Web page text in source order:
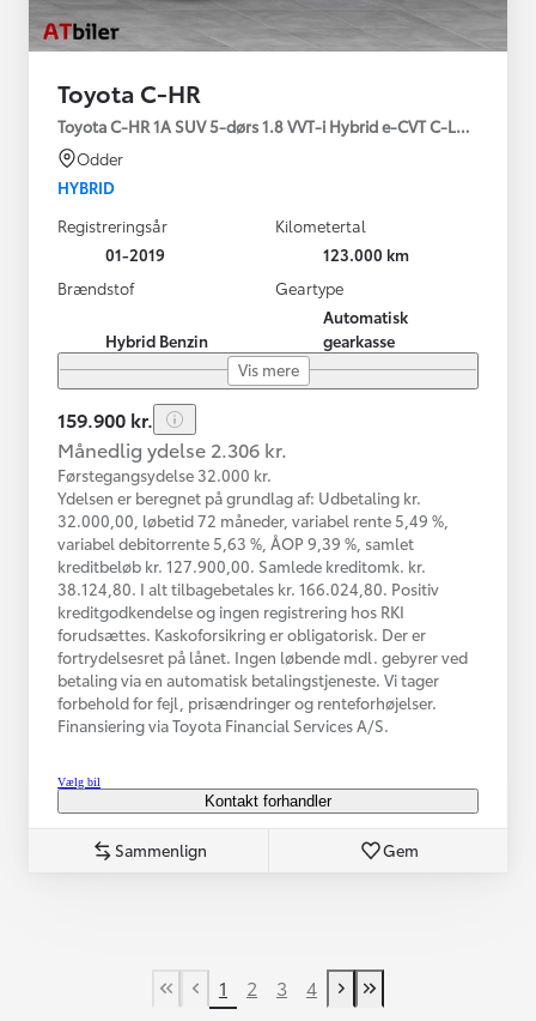
Toyota C-HR
Toyota C-HR 1A SUV 5-dørs 1.8 VVT-i Hybrid e-CVT C-LUB -
Odder
HYBRID
Registreringsår
01-2019
Kilometertal
123.000 km
Brændstof
Hybrid Benzin
Geartype
Automatisk
gearkasse
Vis mere
159.900 kr.
Månedlig ydelse 2.306 kr.
Førstegangsydelse 32.000 kr.
Ydelsen er beregnet på grundlag af: Udbetaling kr.
32.000,00, løbetid 72 måneder, variabel rente 5,49 %,
variabel debitorrente 5,63 %, ÅOP 9,39 %, samlet
kreditbeløb kr. 127.900,00. Samlede kreditomk. kr.
38.124,80. I alt tilbagebetales kr. 166.024,80. Positiv
kreditgodkendelse og ingen registrering hos RKI
forudsættes. Kaskoforsikring er obligatorisk. Der er
fortrydelsesret på lånet. Ingen løbende mdl. gebyrer ved
betaling via en automatisk betalingstjeneste. Vi tager
forbehold for fejl, prisændringer og renteforhøjelser.
Finansiering via Toyota Financial Services A/S.
Vælg bil
Kontakt forhandler
Sammenlign Gem
First Page
Tidligere side
1 2 3 4
Næste side
Last Page